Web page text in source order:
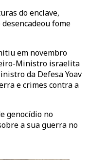
do enclave,
fome
em novembro
Ministro israelita
da Defesa Yoav
e crimes contra a
genocídio no
a sua guerra no